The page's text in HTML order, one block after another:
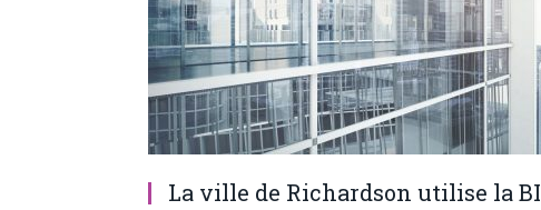
La ville de Richardson utilise la